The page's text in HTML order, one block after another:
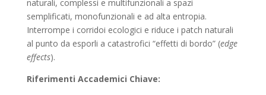
naturali, complessi e multifunzionali a spazi
semplificati, monofunzionali e ad alta entropia.
Interrompe i corridoi ecologici e riduce i patch naturali
al punto da esporli a catastrofici “effetti di bordo” (edge
effects).
Riferimenti Accademici Chiave: